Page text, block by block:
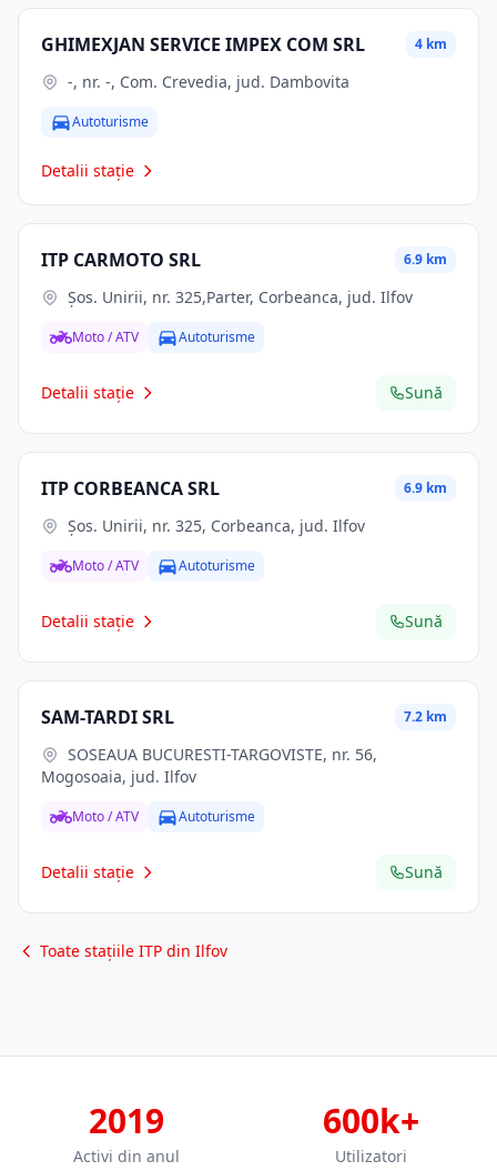
GHIMEXJAN SERVICE IMPEX COM SRL 4 km
-, nr. -, Com. Crevedia, jud. Dambovita
Autoturisme
Detalii stație
ITP CARMOTO SRL 6.9 km
Şos. Unirii, nr. 325,Parter, Corbeanca, jud. Ilfov
Moto / ATV Autoturisme
Detalii stație Sună
ITP CORBEANCA SRL 6.9 km
Şos. Unirii, nr. 325, Corbeanca, jud. Ilfov
Moto / ATV Autoturisme
Detalii stație Sună
SAM-TARDI SRL 7.2 km
Mogosoaia, jud. Ilfov
Moto / ATV Autoturisme
Detalii stație Sună
Toate stațiile ITP din Ilfov
2019
Activi din anul
600k+
Utilizatori